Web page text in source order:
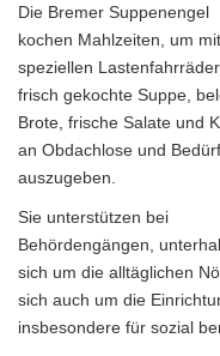
Die Bremer Suppenengel
kochen Mahlzeiten, um mit
speziellen
frisch gekochte Suppe,
Brote, frische Salate und
an Obdachlose und
auszugeben.
Sie unterstützen bei
Behördengängen,
sich um die alltäglichen
sich auch um die
insbesondere für sozial